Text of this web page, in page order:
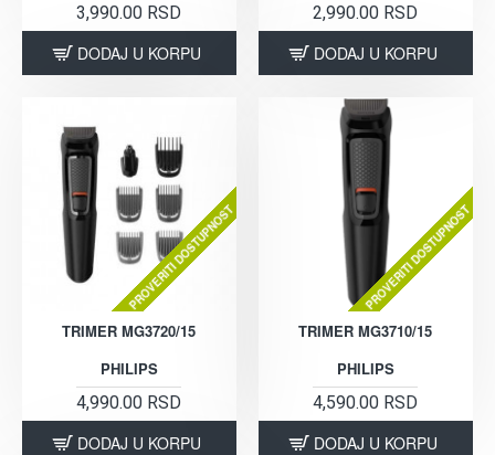
3,990.00 RSD
DODAJ U KORPU
2,990.00 RSD
DODAJ U KORPU
PROVERITI DOSTUPNOST
TRIMER MG3720/15
PHILIPS
4,990.00 RSD
DODAJ U KORPU
PROVERITI DOSTUPNOST
TRIMER MG3710/15
PHILIPS
4,590.00 RSD
DODAJ U KORPU